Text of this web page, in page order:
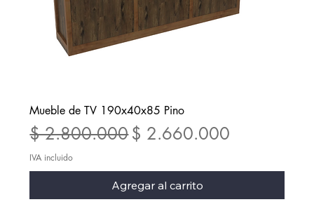
Mueble de TV 190x40x85 Pino
Precio
$ 2.800.000Precio de oferta
$ 2.660.000
IVA incluido
Agregar al carrito